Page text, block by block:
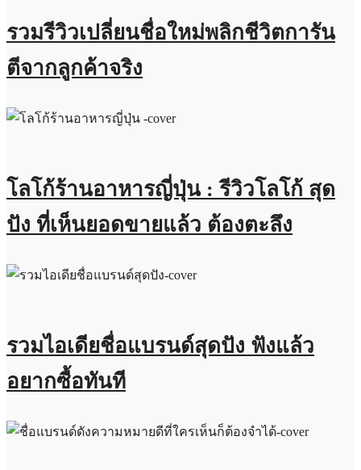
รวมรีวิวเปลี่ยนชื่อใหม่พลิกชีวิตการัน
ตีจากลูกค้าจริง
โลโก้ร้านอาหารญี่ปุ่น : รีวิวโลโก้ สุด
ปัง ที่เห็นยอดขายแล้ว ต้องตะลึง
รวมไอเดียชื่อแบรนด์สุดปัง ฟังแล้ว
อยากซื้อทันที